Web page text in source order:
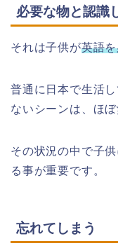
必要な物と認識
それは子供が英語
普通に日本で生活
ないシーンは、ほぼ
その状況の中で子供
る事が重要です。
忘れてしまう